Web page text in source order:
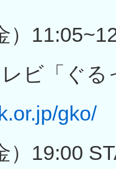
）
ビ「ぐる
gko/
）19:00